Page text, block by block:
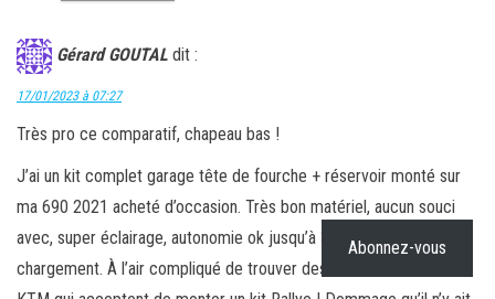
Gérard GOUTAL dit :
17/01/2023 à 07:27
Très pro ce comparatif, chapeau bas !
J’ai un kit complet garage tête de fourche + réservoir monté sur
ma 690 2021 acheté d’occasion. Très bon matériel, aucun souci
avec, super éclairage, autonomie ok jusqu’à 300km selon
chargement. À l’air compliqué de trouver des concessionnaires
Abonnez-vous